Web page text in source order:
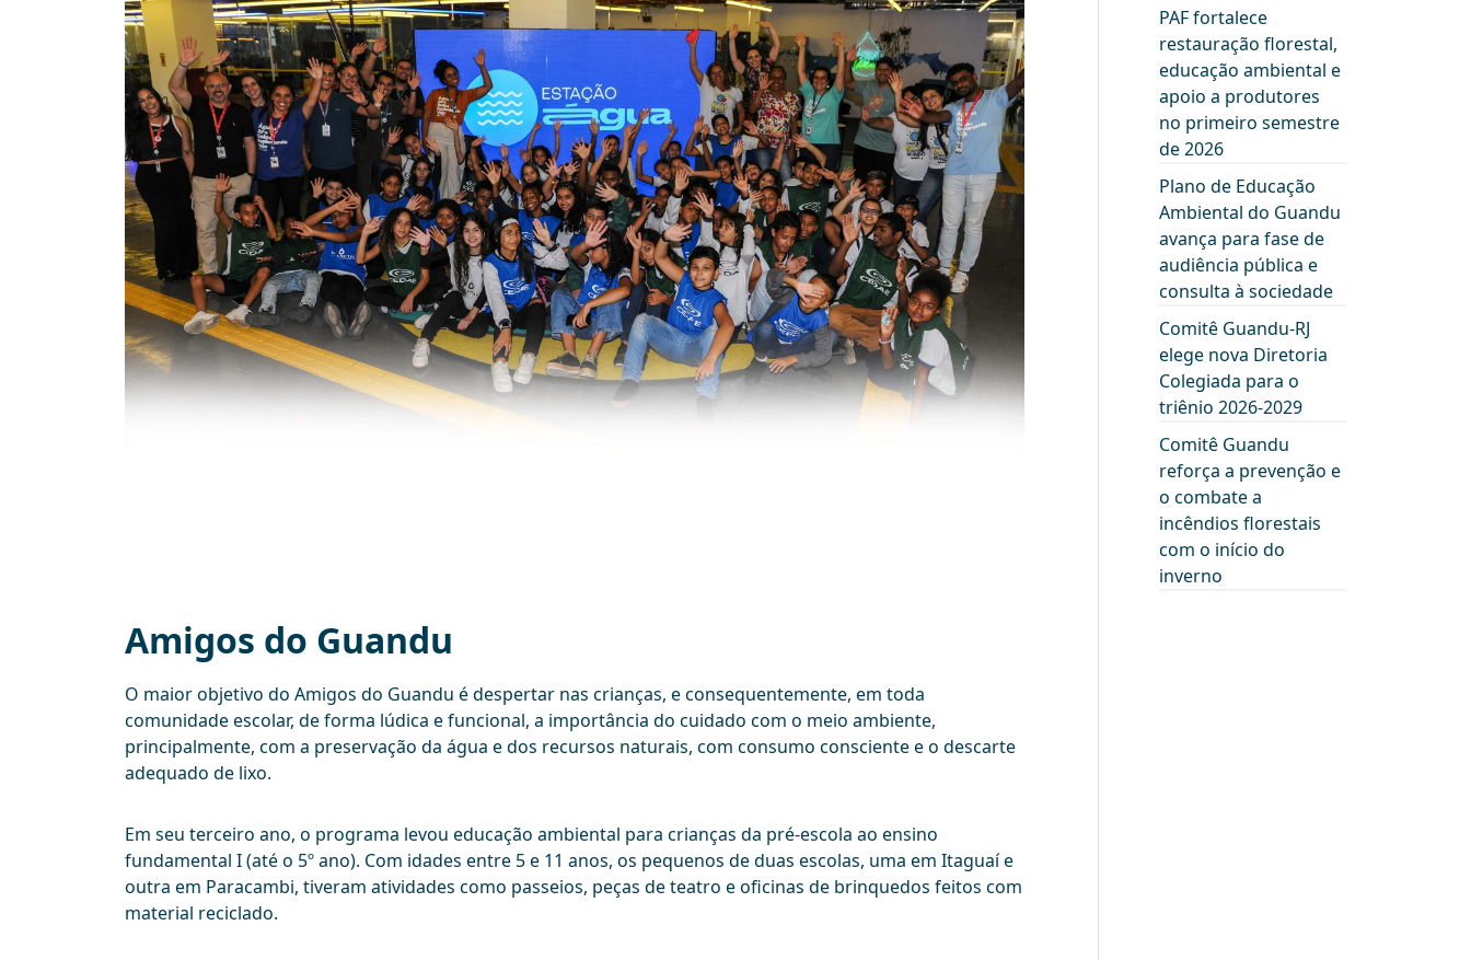
Amigos do Guandu
O maior objetivo do Amigos do Guandu é despertar nas crianças, e consequentemente, em toda
comunidade escolar, de forma lúdica e funcional, a importância do cuidado com o meio ambiente,
principalmente, com a preservação da água e dos recursos naturais, com consumo consciente e o descarte
adequado de lixo.
Em seu terceiro ano, o programa levou educação ambiental para crianças da pré-escola ao ensino
fundamental I (até o 5º ano). Com idades entre 5 e 11 anos, os pequenos de duas escolas, uma em Itaguaí e
outra em Paracambi, tiveram atividades como passeios, peças de teatro e oficinas de brinquedos feitos com
material reciclado.
PAF fortalece
restauração florestal,
educação ambiental e
apoio a produtores
no primeiro semestre
de 2026
Plano de Educação
Ambiental do Guandu
avança para fase de
audiência pública e
consulta à sociedade
Comitê Guandu-RJ
elege nova Diretoria
Colegiada para o
triênio 2026-2029
Comitê Guandu
reforça a prevenção e
o combate a
incêndios florestais
com o início do
inverno